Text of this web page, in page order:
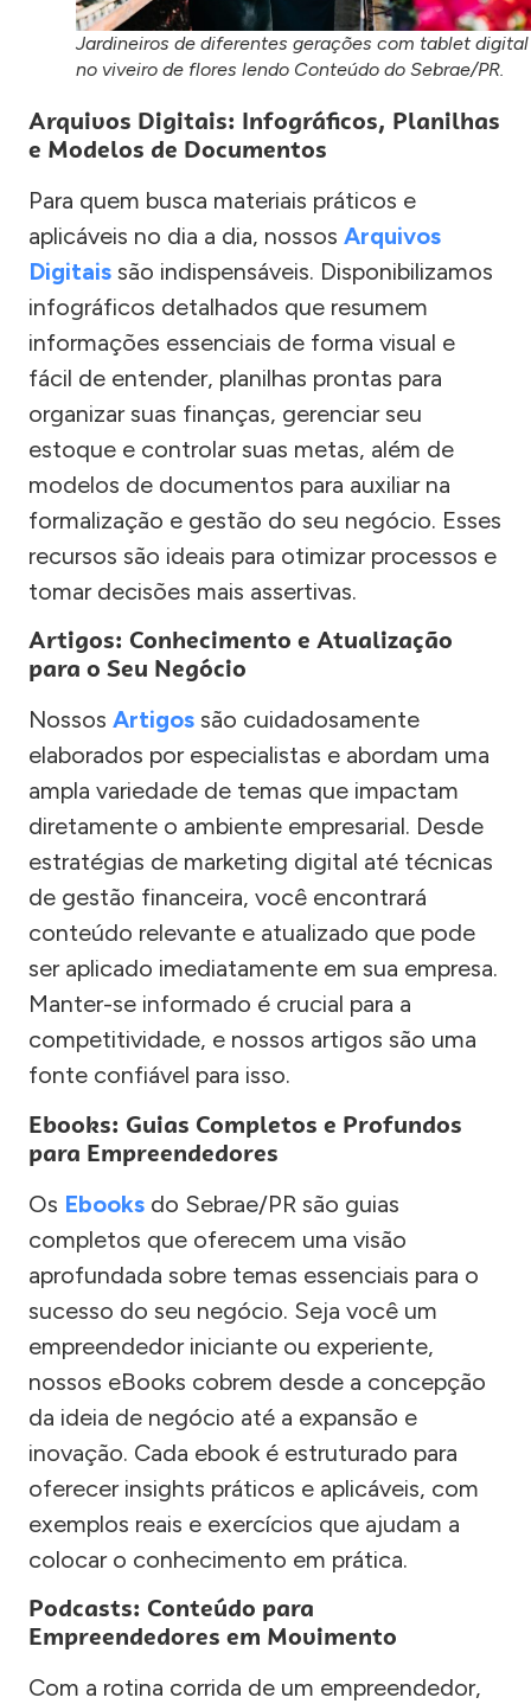
Jardineiros de diferentes gerações com tablet digital
no viveiro de flores lendo Conteúdo do Sebrae/PR.
Arquivos Digitais: Infográficos, Planilhas
e Modelos de Documentos
Para quem busca materiais práticos e
aplicáveis no dia a dia, nossos Arquivos
Digitais são indispensáveis. Disponibilizamos
infográficos detalhados que resumem
informações essenciais de forma visual e
fácil de entender, planilhas prontas para
organizar suas finanças, gerenciar seu
estoque e controlar suas metas, além de
modelos de documentos para auxiliar na
formalização e gestão do seu negócio. Esses
recursos são ideais para otimizar processos e
tomar decisões mais assertivas.
Artigos: Conhecimento e Atualização
para o Seu Negócio
Nossos Artigos são cuidadosamente
elaborados por especialistas e abordam uma
ampla variedade de temas que impactam
diretamente o ambiente empresarial. Desde
estratégias de marketing digital até técnicas
de gestão financeira, você encontrará
conteúdo relevante e atualizado que pode
ser aplicado imediatamente em sua empresa.
Manter-se informado é crucial para a
competitividade, e nossos artigos são uma
fonte confiável para isso.
Ebooks: Guias Completos e Profundos
para Empreendedores
Os Ebooks do Sebrae/PR são guias
completos que oferecem uma visão
aprofundada sobre temas essenciais para o
sucesso do seu negócio. Seja você um
empreendedor iniciante ou experiente,
nossos eBooks cobrem desde a concepção
da ideia de negócio até a expansão e
inovação. Cada ebook é estruturado para
oferecer insights práticos e aplicáveis, com
exemplos reais e exercícios que ajudam a
colocar o conhecimento em prática.
Podcasts: Conteúdo para
Empreendedores em Movimento
Com a rotina corrida de um empreendedor,